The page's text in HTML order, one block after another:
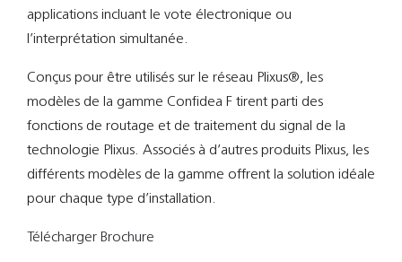
applications incluant le vote électronique ou
l’interprétation simultanée.
Conçus pour être utilisés sur le réseau Plixus®, les
modèles de la gamme Confidea F tirent parti des
fonctions de routage et de traitement du signal de la
technologie Plixus. Associés à d’autres produits Plixus, les
différents modèles de la gamme offrent la solution idéale
pour chaque type d’installation.
Télécharger Brochure